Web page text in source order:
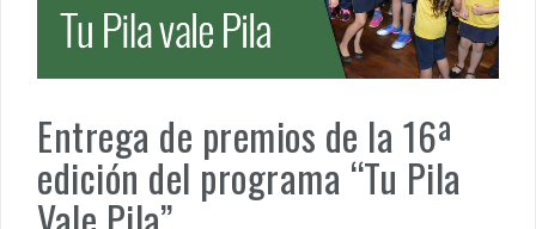
Entrega de premios de la 16ª
edición del programa “Tu Pila